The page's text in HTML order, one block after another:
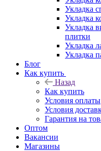
Укладка
Укладка
Укладка
плитки
Укладка
Укладка
Блог
Как купить
Назад
Как купить
Условия оплаты
Условия
Гарантия на
Оптом
Вакансии
Магазины